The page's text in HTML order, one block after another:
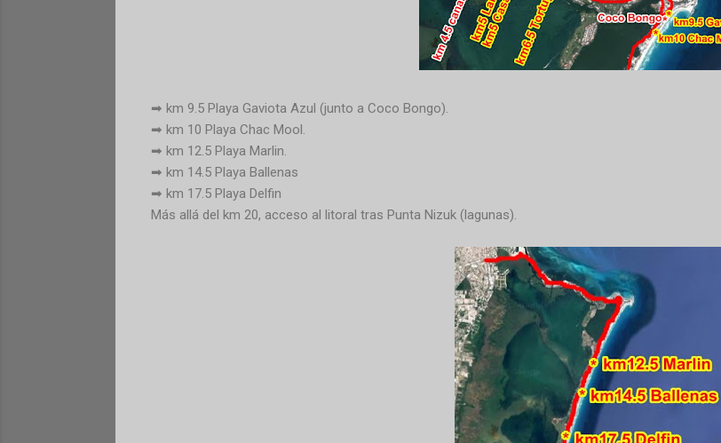
➡ km 9.5 Playa Gaviota Azul (junto a Coco Bongo).
➡ km 10 Playa Chac Mool.
➡ km 12.5 Playa Marlin.
➡ km 14.5 Playa Ballenas
➡ km 17.5 Playa Delfin
Más allá del km 20, acceso al litoral tras Punta Nizuk (lagunas).